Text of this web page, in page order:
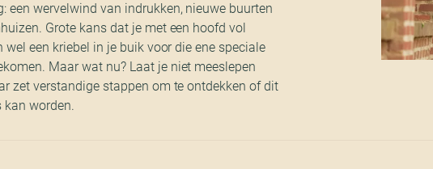
een wervelwind van indrukken, nieuwe buurten
Grote kans dat je met een hoofd vol
wel een kriebel in je buik voor die ene speciale
Maar wat nu? Laat je niet meeslepen
zet verstandige stappen om te ontdekken of dit
worden.